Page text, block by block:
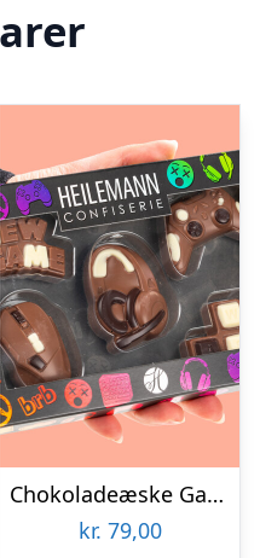
Chokoladeæske Gaming
kr. 79,00